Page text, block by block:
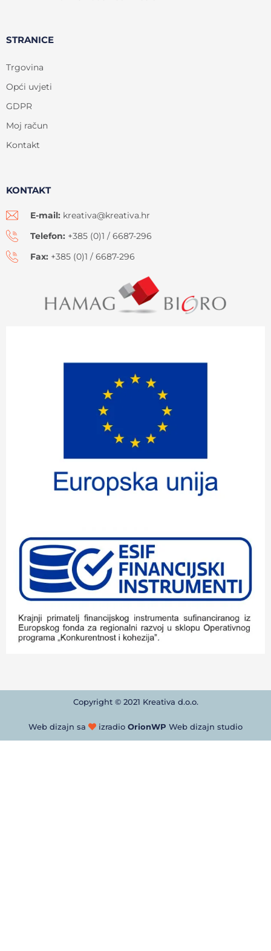
STRANICE
Trgovina
Opći uvjeti
GDPR
Moj račun
Kontakt
KONTAKT
E-mail: kreativa@kreativa.hr
Telefon: +385 (0)1 / 6687-296
Fax: +385 (0)1 / 6687-296
Copyright © 2021 Kreativa d.o.o.
Web dizajn sa izradio OrionWP Web dizajn studio